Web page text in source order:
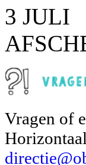
3 JULI
Vragen of